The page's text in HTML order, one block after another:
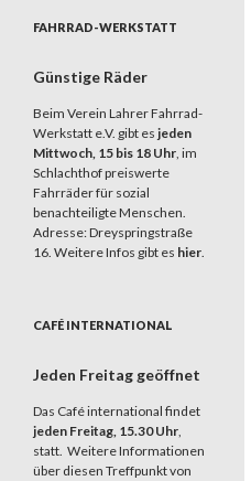
FAHRRAD-WERKSTATT
Günstige Räder
Beim Verein Lahrer Fahrrad-
Werkstatt e.V. gibt es jeden
Mittwoch, 15 bis 18 Uhr, im
Schlachthof preiswerte
Fahrräder für sozial
benachteiligte Menschen.
Adresse: Dreyspringstraße
16. Weitere Infos gibt es hier.
CAFÉ INTERNATIONAL
Jeden Freitag geöffnet
Das Café international findet
jeden Freitag, 15.30 Uhr,
statt. Weitere Informationen
über diesen Treffpunkt von